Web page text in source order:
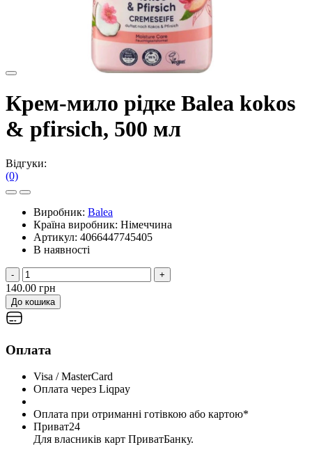
Крем-мило рідке Balea kokos
& pfirsich, 500 мл
Відгуки:
(0)
Виробник: Balea
Країна виробник: Німеччина
Артикул: 4066447745405
В наявності
- +
140.00 грн
До кошика
Оплата
Visa / MasterCard
Оплата через Liqpay
Оплата при отриманні готівкою або картою*
Приват24
Для власників карт ПриватБанку.